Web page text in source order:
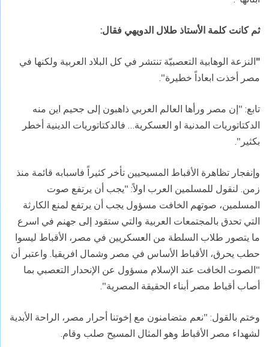
ثم كانت كلمة الأستاذ طلال الدويهي فقال:
"النزعة الوهابية التعصبيّة تنتشر في كل البلاد العربية ولكنها في
مصر أخذت ابعاداً خطيرة".
تابع: "إن مصر ورأها العالم العربي ذاهبون إلى جحيم اين منه
الدكتاتوريات المدنية او العسكرية… فالدكتاتوريات الدينية أخطر
بكثير".
وإنفجار تظاهرة الأقباط المسيحيين تأخر كثيراً فاسبابه قائمة منذ
زمن. لنقول للمسلمين العرب اولاً: "يجب أن يرتفع صوت
المسلمين، صوتهم الخافت مسؤول يجب أن يرتفع لمنع الكارثة
التي تحدق بالمجتمعات العربية والتي ستقود إلى جهنم في اسرع
ما يتصور طلاب السلطة من العسكريين في مصر، الأقباط ليسوا
حطب يحرق، الأقباط الأساس في مصر وشمال افريقيا. واعتبر أن
"الصوت الخافت عند الإسلام مسؤول عن الإنحدار التعصبي بما
أصاب أقباط مصر أبناء الحقيقة المصرية".
وختم بالقول: "نعم متضامنون مع إخوتنا أحرار مصر، الراحة الأبدية
لشهداء مصر الأقباط وهو المثال المسيح صلب وقام.